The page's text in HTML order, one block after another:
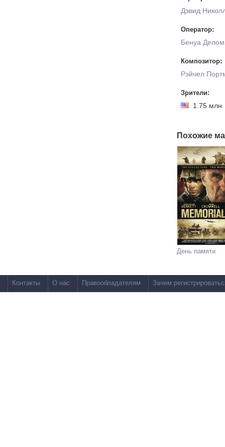
Дэвид
Оператор:
Бенуа
Композитор:
Рэйчел
Зрители:
1.75
Похожие
День памяти
Контакты О нас Правообладателям Зачем